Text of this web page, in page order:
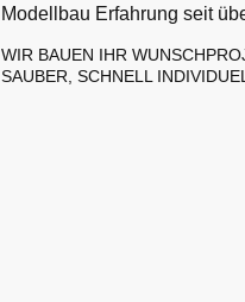
Modellbau Erfahrung seit
WIR BAUEN IHR
SAUBER, SCHNELL